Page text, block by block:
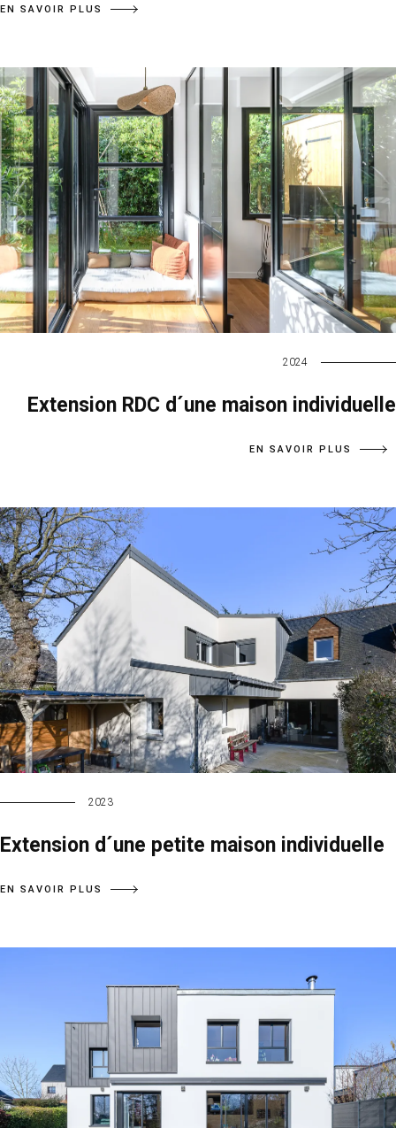
EN SAVOIR PLUS
2024
Extension RDC d´une maison individuelle
EN SAVOIR PLUS
2023
Extension d´une petite maison individuelle
EN SAVOIR PLUS